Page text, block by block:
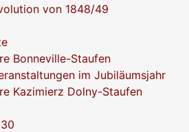
von 1848/49
Bonneville-Staufen
im Jubiläumsjahr
Kazimierz Dolny-Staufen